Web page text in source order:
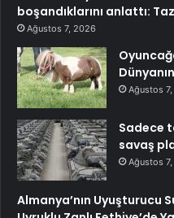
boşandıklarını anlattı:
Ağustos 7, 2026
Ağustos
Sadece
savaş
Ağustos
Almanya’nın Uyuşturucu